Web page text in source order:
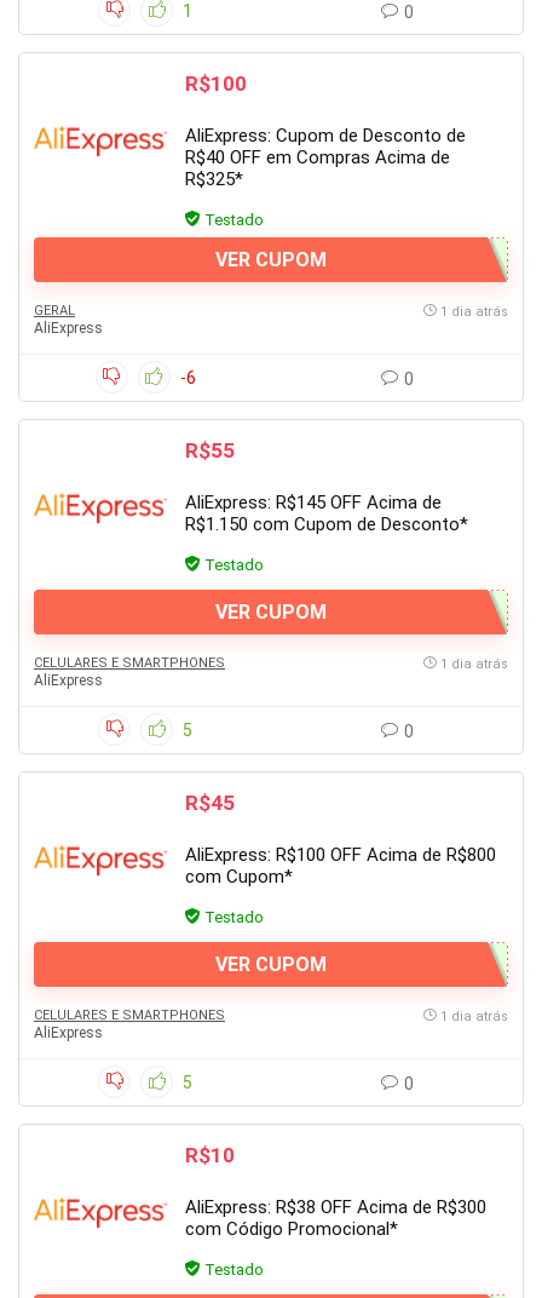
1 0
R$100
AliExpress: Cupom de Desconto de
R$40 OFF em Compras Acima de
R$325*
Testado
VER CUPOM
GERAL
AliExpress
1 dia atrás
-6 0
R$55
AliExpress: R$145 OFF Acima de
R$1.150 com Cupom de Desconto*
Testado
VER CUPOM
CELULARES E SMARTPHONES
AliExpress
1 dia atrás
5 0
R$45
AliExpress: R$100 OFF Acima de R$800
com Cupom*
Testado
VER CUPOM
CELULARES E SMARTPHONES
AliExpress
1 dia atrás
5 0
R$10
AliExpress: R$38 OFF Acima de R$300
com Código Promocional*
Testado